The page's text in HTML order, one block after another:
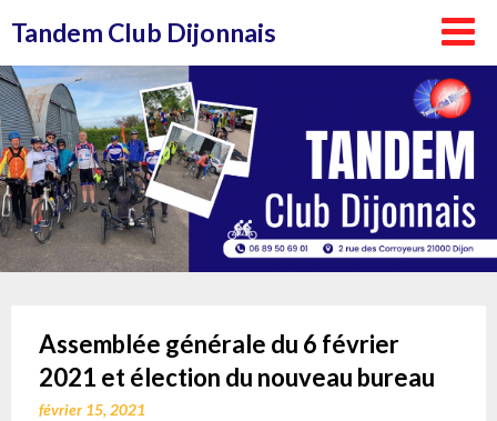
au
contenu
Tandem Club Dijonnais
Assemblée générale du 6 février
2021 et élection du nouveau bureau
février 15, 2021